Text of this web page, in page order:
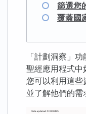
篩選您
覆蓋國
「計劃洞察」
聖經應用程式中
您可以利用這些
並了解他們的需